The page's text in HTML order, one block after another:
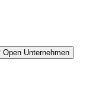
Open Unternehmen